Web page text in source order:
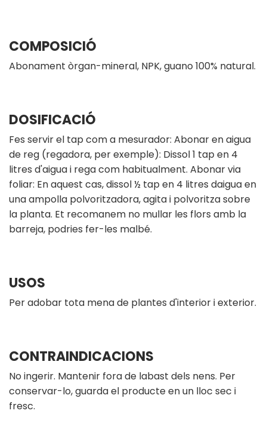
COMPOSICIÓ
Abonament òrgan-mineral, NPK, guano 100% natural.
DOSIFICACIÓ
Fes servir el tap com a mesurador: Abonar en aigua
de reg (regadora, per exemple): Dissol 1 tap en 4
litres d'aigua i rega com habitualment. Abonar via
foliar: En aquest cas, dissol ½ tap en 4 litres daigua en
una ampolla polvoritzadora, agita i polvoritza sobre
la planta. Et recomanem no mullar les flors amb la
barreja, podries fer-les malbé.
USOS
Per adobar tota mena de plantes d'interior i exterior.
CONTRAINDICACIONS
No ingerir. Mantenir fora de labast dels nens. Per
conservar-lo, guarda el producte en un lloc sec i
fresc.